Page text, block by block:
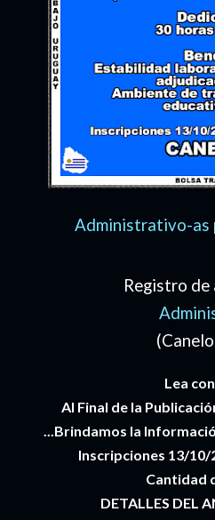
Administrativo-as
Registro de
Lea
Al Final de la
...Brindamos la
Inscripciones 13/10/
Cantidad
DETALLES DEL